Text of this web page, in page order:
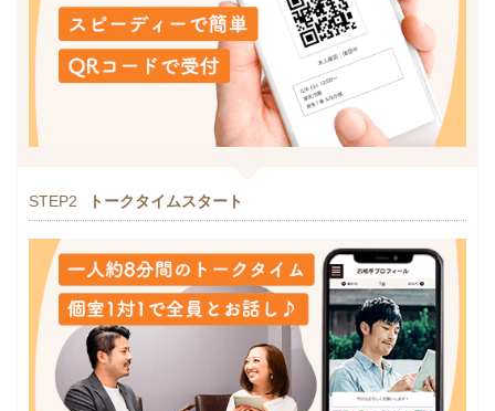
STEP2 トークタイムスタート